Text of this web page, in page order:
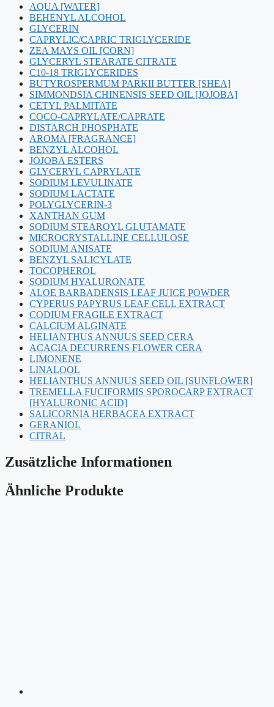
AQUA [WATER]
BEHENYL ALCOHOL
GLYCERIN
CAPRYLIC/CAPRIC TRIGLYCERIDE
ZEA MAYS OIL [CORN]
GLYCERYL STEARATE CITRATE
C10-18 TRIGLYCERIDES
BUTYROSPERMUM PARKII BUTTER [SHEA]
SIMMONDSIA CHINENSIS SEED OIL [JOJOBA]
CETYL PALMITATE
COCO-CAPRYLATE/CAPRATE
DISTARCH PHOSPHATE
AROMA [FRAGRANCE]
BENZYL ALCOHOL
JOJOBA ESTERS
GLYCERYL CAPRYLATE
SODIUM LEVULINATE
SODIUM LACTATE
POLYGLYCERIN-3
XANTHAN GUM
SODIUM STEAROYL GLUTAMATE
MICROCRYSTALLINE CELLULOSE
SODIUM ANISATE
BENZYL SALICYLATE
TOCOPHEROL
SODIUM HYALURONATE
ALOE BARBADENSIS LEAF JUICE POWDER
CYPERUS PAPYRUS LEAF CELL EXTRACT
CODIUM FRAGILE EXTRACT
CALCIUM ALGINATE
HELIANTHUS ANNUUS SEED CERA
ACACIA DECURRENS FLOWER CERA
LIMONENE
LINALOOL
HELIANTHUS ANNUUS SEED OIL [SUNFLOWER]
TREMELLA FUCIFORMIS SPOROCARP EXTRACT
[HYALURONIC ACID]
SALICORNIA HERBACEA EXTRACT
GERANIOL
CITRAL
Zusätzliche Informationen
Ähnliche Produkte